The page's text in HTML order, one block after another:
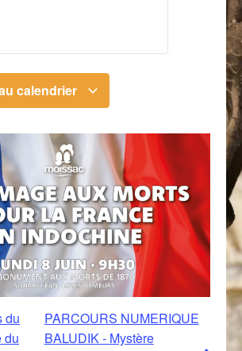
calendrier
du
du
PARCOURS NUMERIQUE
BALUDIK - Mystère